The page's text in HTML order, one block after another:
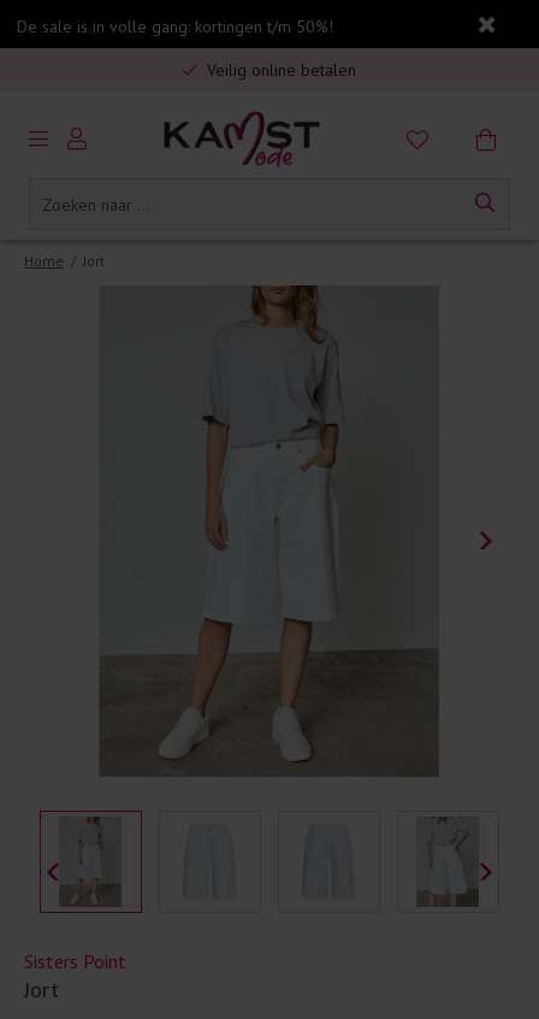
De sale is in volle gang: kortingen t/m 50%!
Gratis verzending in Nederland vanaf €75,-
Veilig online betalen
5% spaarbonus op jouw aankoop
Gratis verzending in Nederland vanaf €75,-
Home / Jort
Sisters Point
Jort